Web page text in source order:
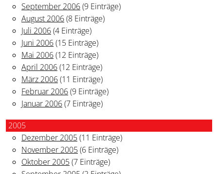
September 2006(9 Einträge)
August 2006(8 Einträge)
Juli 2006(4 Einträge)
Juni 2006(15 Einträge)
Mai 2006(12 Einträge)
April 2006(12 Einträge)
März 2006(11 Einträge)
Februar 2006(9 Einträge)
Januar 2006(7 Einträge)
2005
Dezember 2005(11 Einträge)
November 2005(6 Einträge)
Oktober 2005(7 Einträge)